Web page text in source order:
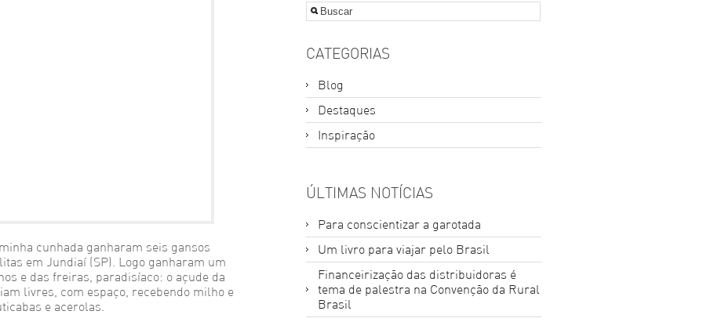
cunhada ganharam seis gansos
em Jundiaí (SP). Logo ganharam um
e das freiras, paradisíaco: o açude da
livres, com espaço, recebendo milho e
e acerolas.
CATEGORIAS
Blog
Destaques
Inspiração
ÚLTIMAS NOTÍCIAS
Para conscientizar a garotada
Um livro para viajar pelo Brasil
Financeirização das distribuidoras é
tema de palestra na Convenção da Rural
Brasil